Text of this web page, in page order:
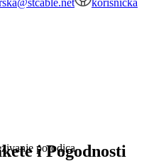
korisnička
i Pogodnosti